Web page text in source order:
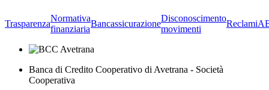
Trasparenza
Normativa
finanziaria
Bancassicurazione
Disconoscimento
movimenti
Reclami
Banca di Credito Cooperativo di Avetrana - Società
Cooperativa